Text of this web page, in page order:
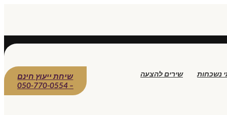
נשכחות שירים להצעה
שיחת ייעוץ חינם
– 050-770-0554